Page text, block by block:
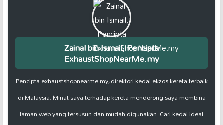
Zainal bin Ismail, Pencipta
ExhaustShopNearMe.my
Pencipta exhaustshopnearme.my, direktori kedai ekzos kereta terbaik
di Malaysia. Minat saya terhadap kereta mendorong saya membina
laman web yang tersusun dan mudah digunakan. Cari kedai ideal